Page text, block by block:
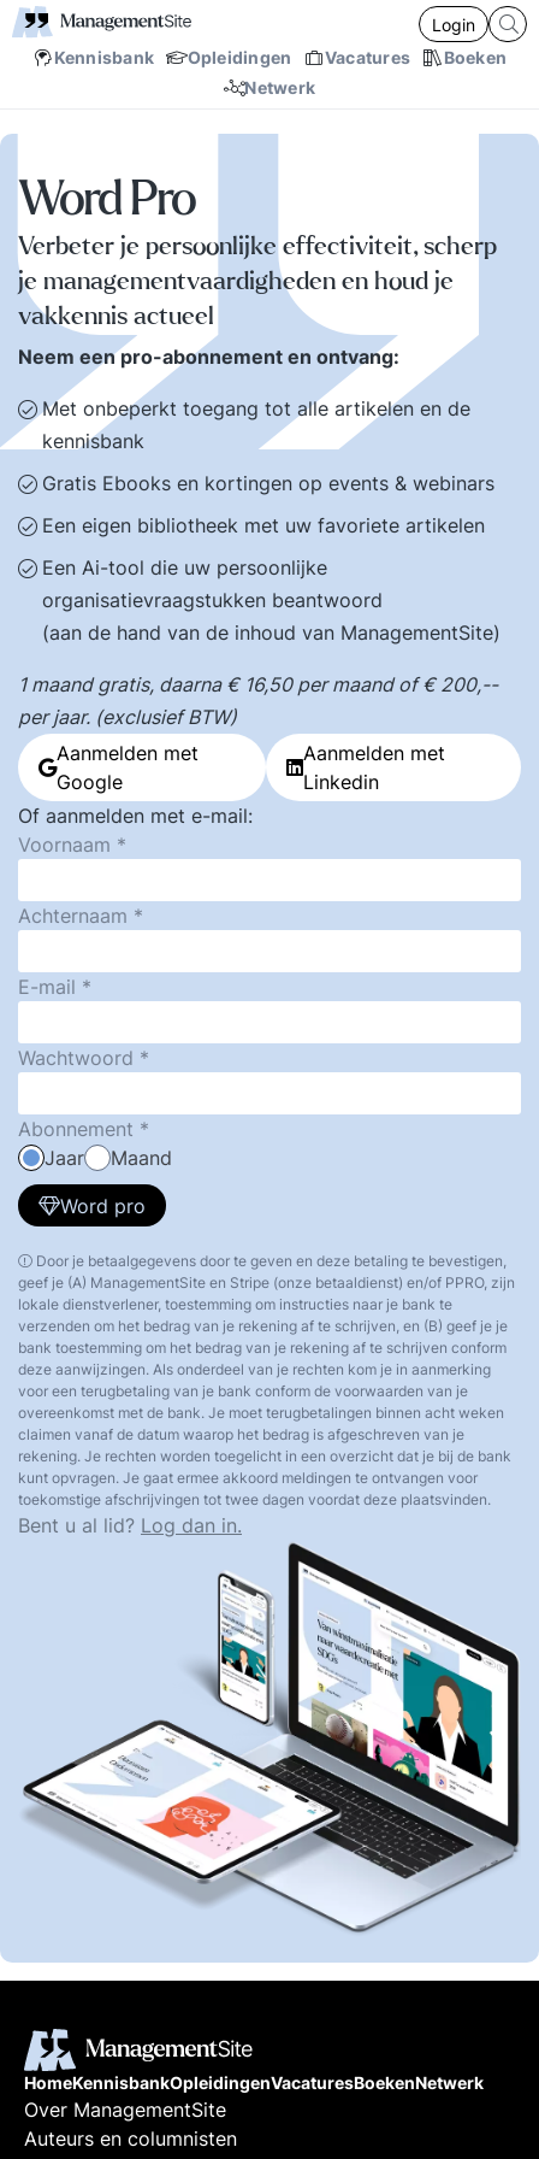
Kennisbank Opleidingen Vacatures
Boeken
Netwerk
Login
Word Pro
Verbeter je persoonlijke effectiviteit, scherp
je managementvaardigheden en houd je
vakkennis actueel
Neem een pro-abonnement en ontvang:
Met onbeperkt toegang tot alle artikelen en de
kennisbank
Gratis Ebooks en kortingen op events & webinars
Een eigen bibliotheek met uw favoriete artikelen
Een Ai-tool die uw persoonlijke
organisatievraagstukken beantwoord
(aan de hand van de inhoud van ManagementSite)
1 maand gratis, daarna € 16,50 per maand of € 200,--
per jaar. (exclusief BTW)
Aanmelden met
Google
Aanmelden met
Linkedin
Of aanmelden met e-mail:
Voornaam
Achternaam
E-mail
Wachtwoord
Abonnement
Jaar
Maand
Word pro
Door je betaalgegevens door te geven en deze betaling te bevestigen,
geef je (A) ManagementSite en Stripe (onze betaaldienst) en/of PPRO, zijn
lokale dienstverlener, toestemming om instructies naar je bank te
verzenden om het bedrag van je rekening af te schrijven, en (B) geef je je
bank toestemming om het bedrag van je rekening af te schrijven conform
deze aanwijzingen. Als onderdeel van je rechten kom je in aanmerking
voor een terugbetaling van je bank conform de voorwaarden van je
overeenkomst met de bank. Je moet terugbetalingen binnen acht weken
claimen vanaf de datum waarop het bedrag is afgeschreven van je
rekening. Je rechten worden toegelicht in een overzicht dat je bij de bank
kunt opvragen. Je gaat ermee akkoord meldingen te ontvangen voor
toekomstige afschrijvingen tot twee dagen voordat deze plaatsvinden.
Bent u al lid? Log dan in.
HomeKennisbankOpleidingenVacaturesBoekenNetwerk
Over ManagementSite
Auteurs en columnisten